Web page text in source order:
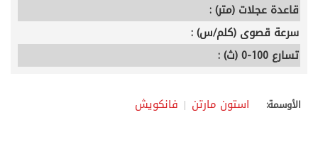
قاعدة عجلات (متر) :
سرعة قصوى (كلم/س) :
تسارع 100-0 (ث) :
الأوسمة: استون مارتن فانكويش